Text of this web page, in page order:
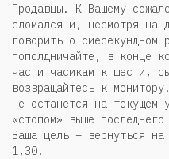
Продавцы. К Вашему
сломался и, несмотря на
говорить о сиесекундном
пополдничайте, в конце
час и часикам к шести,
возвращайтесь к
не останется на текущем
«стопом» выше
Ваша цель – вернуться
1,30.